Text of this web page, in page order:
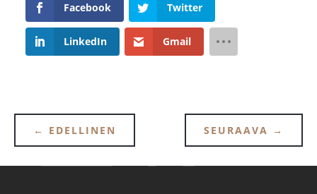
Facebook Twitter
LinkedIn Gmail
← EDELLINEN SEURAAVA →